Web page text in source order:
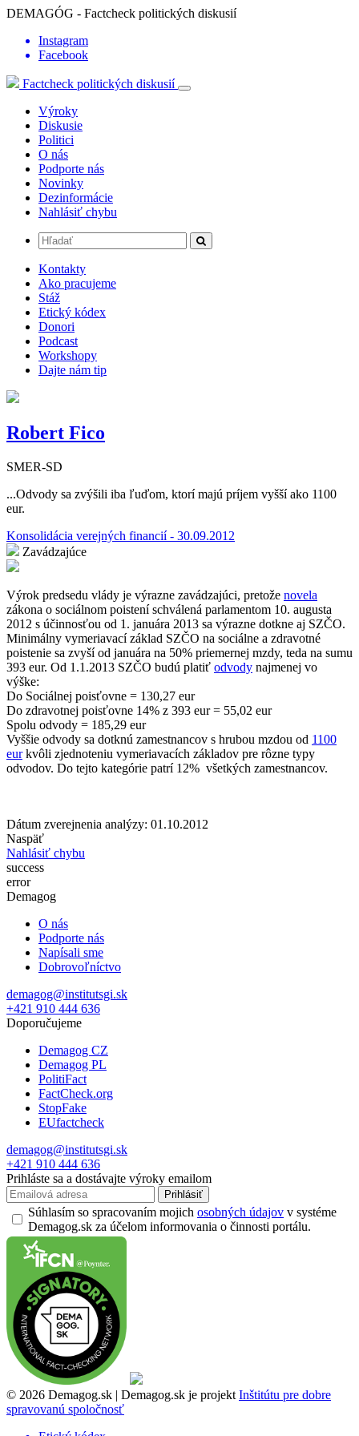
DEMAGÓG - Factcheck politických diskusií
Instagram
Facebook
Factcheck politických diskusií
Výroky
Diskusie
Politici
O nás
Podporte nás
Novinky
Dezinformácie
Nahlásiť chybu
Kontakty
Ako pracujeme
Stáž
Etický kódex
Donori
Podcast
Workshopy
Dajte nám tip
Robert Fico
SMER-SD
...Odvody sa zvýšili iba ľuďom, ktorí majú príjem vyšší ako 1100
eur.
Konsolidácia verejných financií - 30.09.2012
Zavádzajúce
Výrok predsedu vlády je výrazne zavádzajúci, pretože novela
zákona o sociálnom poistení schválená parlamentom 10. augusta
2012 s účinnosťou od 1. januára 2013 sa výrazne dotkne aj SZČO.
Minimálny vymeriavací základ SZČO na sociálne a zdravotné
poistenie sa zvyší od januára na 50% priemernej mzdy, teda na sumu
393 eur. Od 1.1.2013 SZČO budú platiť odvody najmenej vo
výške:
Do Sociálnej poisťovne = 130,27 eur
Do zdravotnej poisťovne 14% z 393 eur = 55,02 eur
Spolu odvody = 185,29 eur
Vyššie odvody sa dotknú zamestnancov s hrubou mzdou od 1100
eurkvôli zjednoteniu vymeriavacích základov pre rôzne typy
odvodov. Do tejto kategórie patrí 12% všetkých zamestnancov.
Dátum zverejnenia analýzy: 01.10.2012
Naspäť
Nahlásiť chybu
success
error
Demagog
O nás
Podporte nás
Napísali sme
Dobrovoľníctvo
demagog@institutsgi.sk
+421 910 444 636
Doporučujeme
Demagog CZ
Demagog PL
PolitiFact
FactCheck.org
StopFake
EUfactcheck
demagog@institutsgi.sk
+421 910 444 636
Prihláste sa a dostávajte výroky emailom
Prihlásiť
Súhlasím so spracovaním mojich osobných údajov v systéme
Demagog.sk za účelom informovania o činnosti portálu.
© 2026 Demagog.sk | Demagog.sk je projekt Inštitútu pre dobre
spravovanú spoločnosť